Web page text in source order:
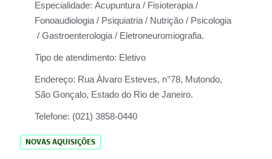
Especialidade: Acupuntura / Fisioterapia /
Fonoaudiologia / Psiquiatria / Nutrição / Psicologia
/ Gastroenterologia / Eletroneuromiografia.
Tipo de atendimento: Eletivo
Endereço: Rua Àlvaro Esteves, n°78, Mutondo,
São Gonçalo, Estado do Rio de Janeiro.
Telefone: (021) 3858-0440
NOVAS AQUISIÇÕES